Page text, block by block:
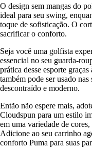
O design sem mangas do
ideal para seu swing,
toque de sofisticação. O
sacrificar o conforto.
Seja você uma golfista
essencial no seu guarda-
prática desse esporte
também pode ser usado
descontraído e moderno.
Então não espere mais,
Cloudspun para um estilo
em uma variedade de
Adicione ao seu carrinho
conforto Puma para suas